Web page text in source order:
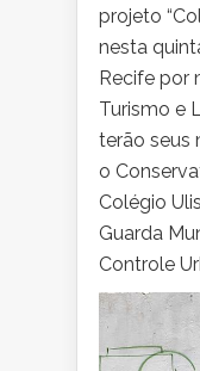
projeto
nesta
Recife por
Turismo e
terão seus
o
Colégio
Guarda
Controle